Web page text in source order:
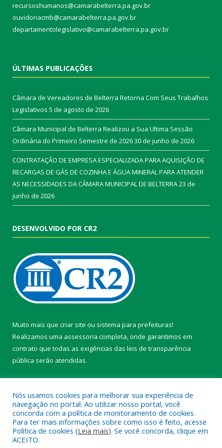
recursoshumanos@camarabelterra.pa.gov.br
ouvidoriacmb@camarabelterra.pa.gov.br
departamentolegislativo@camarabelterra.pa.gov.br
ÚLTIMAS PUBLICAÇÕES
Câmara de Vereadores de Belterra Retorna Com Seus Trabalhos
Legislativos 5 de agosto de 2026
Câmara Municipal de Belterra Realizou a Sua Ultima Sessão
Ordinária do Primeiro Semestre de 202630 de junho de 2026
CONTRATAÇÃO DE EMPRESA ESPECIALIZADA PARA AQUISIÇÃO DE
RECARGAS DE GÁS DE COZINHA E ÁGUA MINERAL PARA ATENDER
AS NECESSIDADES DA CÂMARA MUNICIPAL DE BELTERRA23 de
junho de 2026
DESENVOLVIDO POR CR2
Muito mais que criar site ou sistema para prefeituras!
Realizamos uma assessoria completa, onde garantimos em
contrato que todas as exigências das leis de transparência
pública serão atendidas.
Todos os direitos reservados a Câmara Municipal de Belterra.
Nós usamos cookies para melhorar sua experiência de
navegação no portal. Ao utilizar nosso portal, você
concorda com a política de monitoramento de cookies.
Para ter mais informações sobre como isso é feito, acesse
Política de cookies (Leia mais). Se você concorda, clique em
ACEITO.